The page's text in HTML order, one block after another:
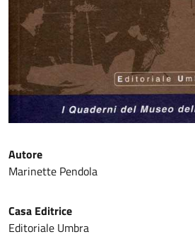
Autore
Marinette Pendola
Casa Editrice
Editoriale Umbra